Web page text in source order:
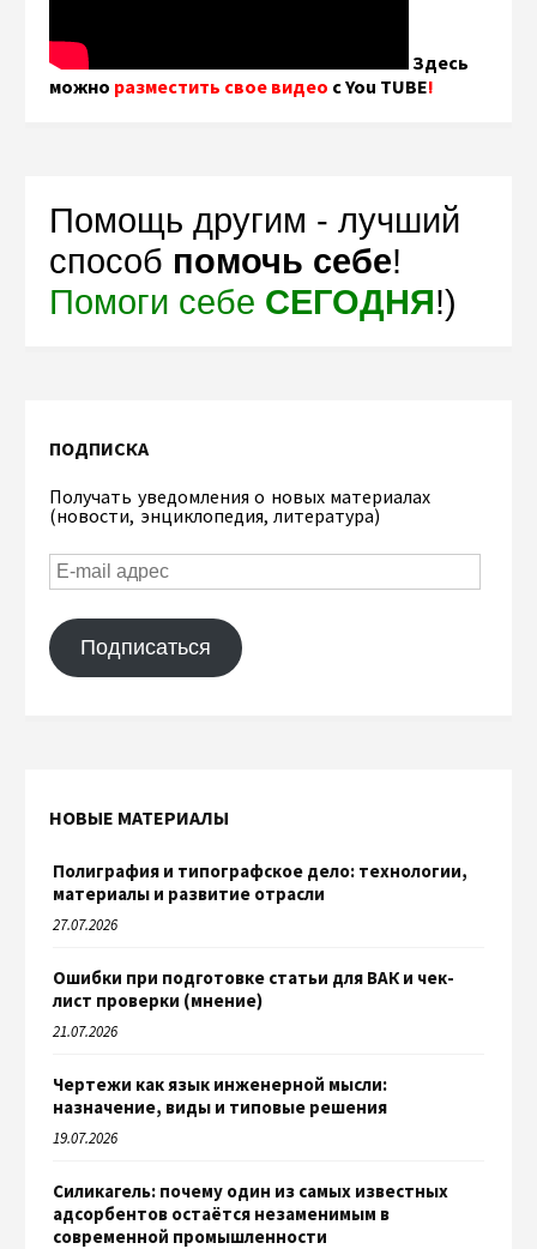
Здесь
можно разместить свое видео с You TUBE!
Помощь другим - лучший
способ помочь себе!
Помоги себе СЕГОДНЯ!)
ПОДПИСКА
Получать уведомления о новых материалах
(новости, энциклопедия, литература)
Подписаться
НОВЫЕ МАТЕРИАЛЫ
Полиграфия и типографское дело: технологии,
материалы и развитие отрасли
27.07.2026
Ошибки при подготовке статьи для ВАК и чек-
лист проверки (мнение)
21.07.2026
Чертежи как язык инженерной мысли:
назначение, виды и типовые решения
19.07.2026
Силикагель: почему один из самых известных
адсорбентов остаётся незаменимым в
современной промышленности